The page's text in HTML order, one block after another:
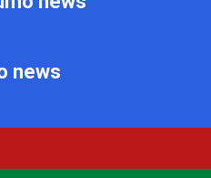
news
| For Website Designing